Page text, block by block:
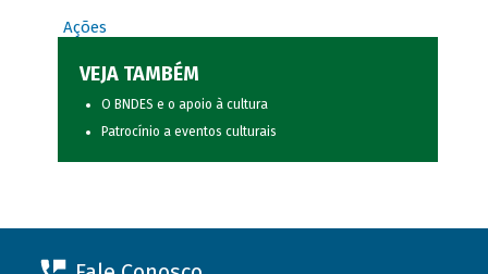
Ações
VEJA TAMBÉM
O BNDES e o apoio à cultura
Patrocínio a eventos culturais